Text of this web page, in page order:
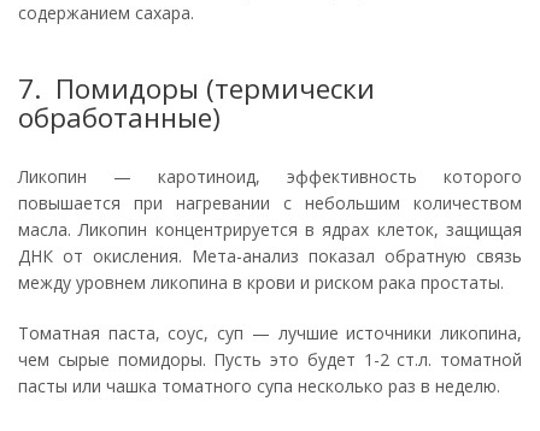
содержанием сахара.
7. Помидоры (термически
обработанные)
Ликопин — каротиноид, эффективность которого
повышается при нагревании с небольшим количеством
масла. Ликопин концентрируется в ядрах клеток, защищая
ДНК от окисления. Мета-анализ показал обратную связь
между уровнем ликопина в крови и риском рака простаты.
Томатная паста, соус, суп — лучшие источники ликопина,
чем сырые помидоры. Пусть это будет 1-2 ст.л. томатной
пасты или чашка томатного супа несколько раз в неделю.